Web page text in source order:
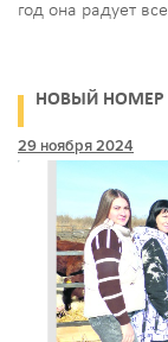
год она радует
НОВЫЙ НОМЕР
29 ноября 2024